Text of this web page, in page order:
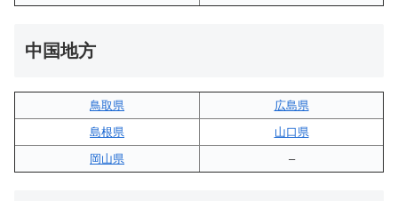
中国地方
鳥取県
広島県
島根県
山口県
岡山県
–